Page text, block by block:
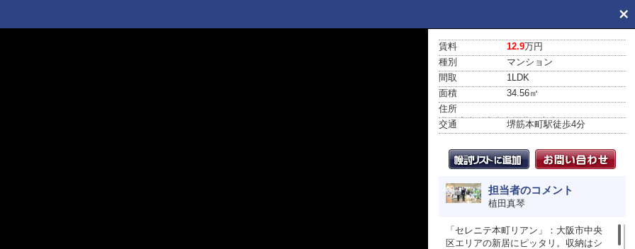
賃料 12.9万円
種別
マンション
間取
1LDK
面積
34.56㎡
住所
大阪府大阪市中央区北久宝寺町２丁目
交通 堺筋本町駅徒歩4分
担当者のコメント
植田真琴
「セレニテ本町リアン」：大阪市中央
区エリアの新居にピッタリ。収納はシ